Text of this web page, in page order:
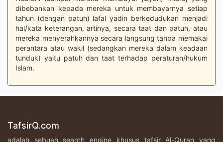
dibebankan kepada mereka untuk membayarnya setiap
tahun (dengan patuh) lafal yadin berkedudukan menjadi
hal/kata keterangan, artinya, secara taat dan patuh, atau
mereka menyerahkannya secara langsung tanpa memakai
perantara atau wakil (sedangkan mereka dalam keadaan
tunduk) yaitu patuh dan taat terhadap peraturan/hukum
Islam.
TafsirQ.com
adalah sebuah search engine khusus tafsir Al-Quran yang